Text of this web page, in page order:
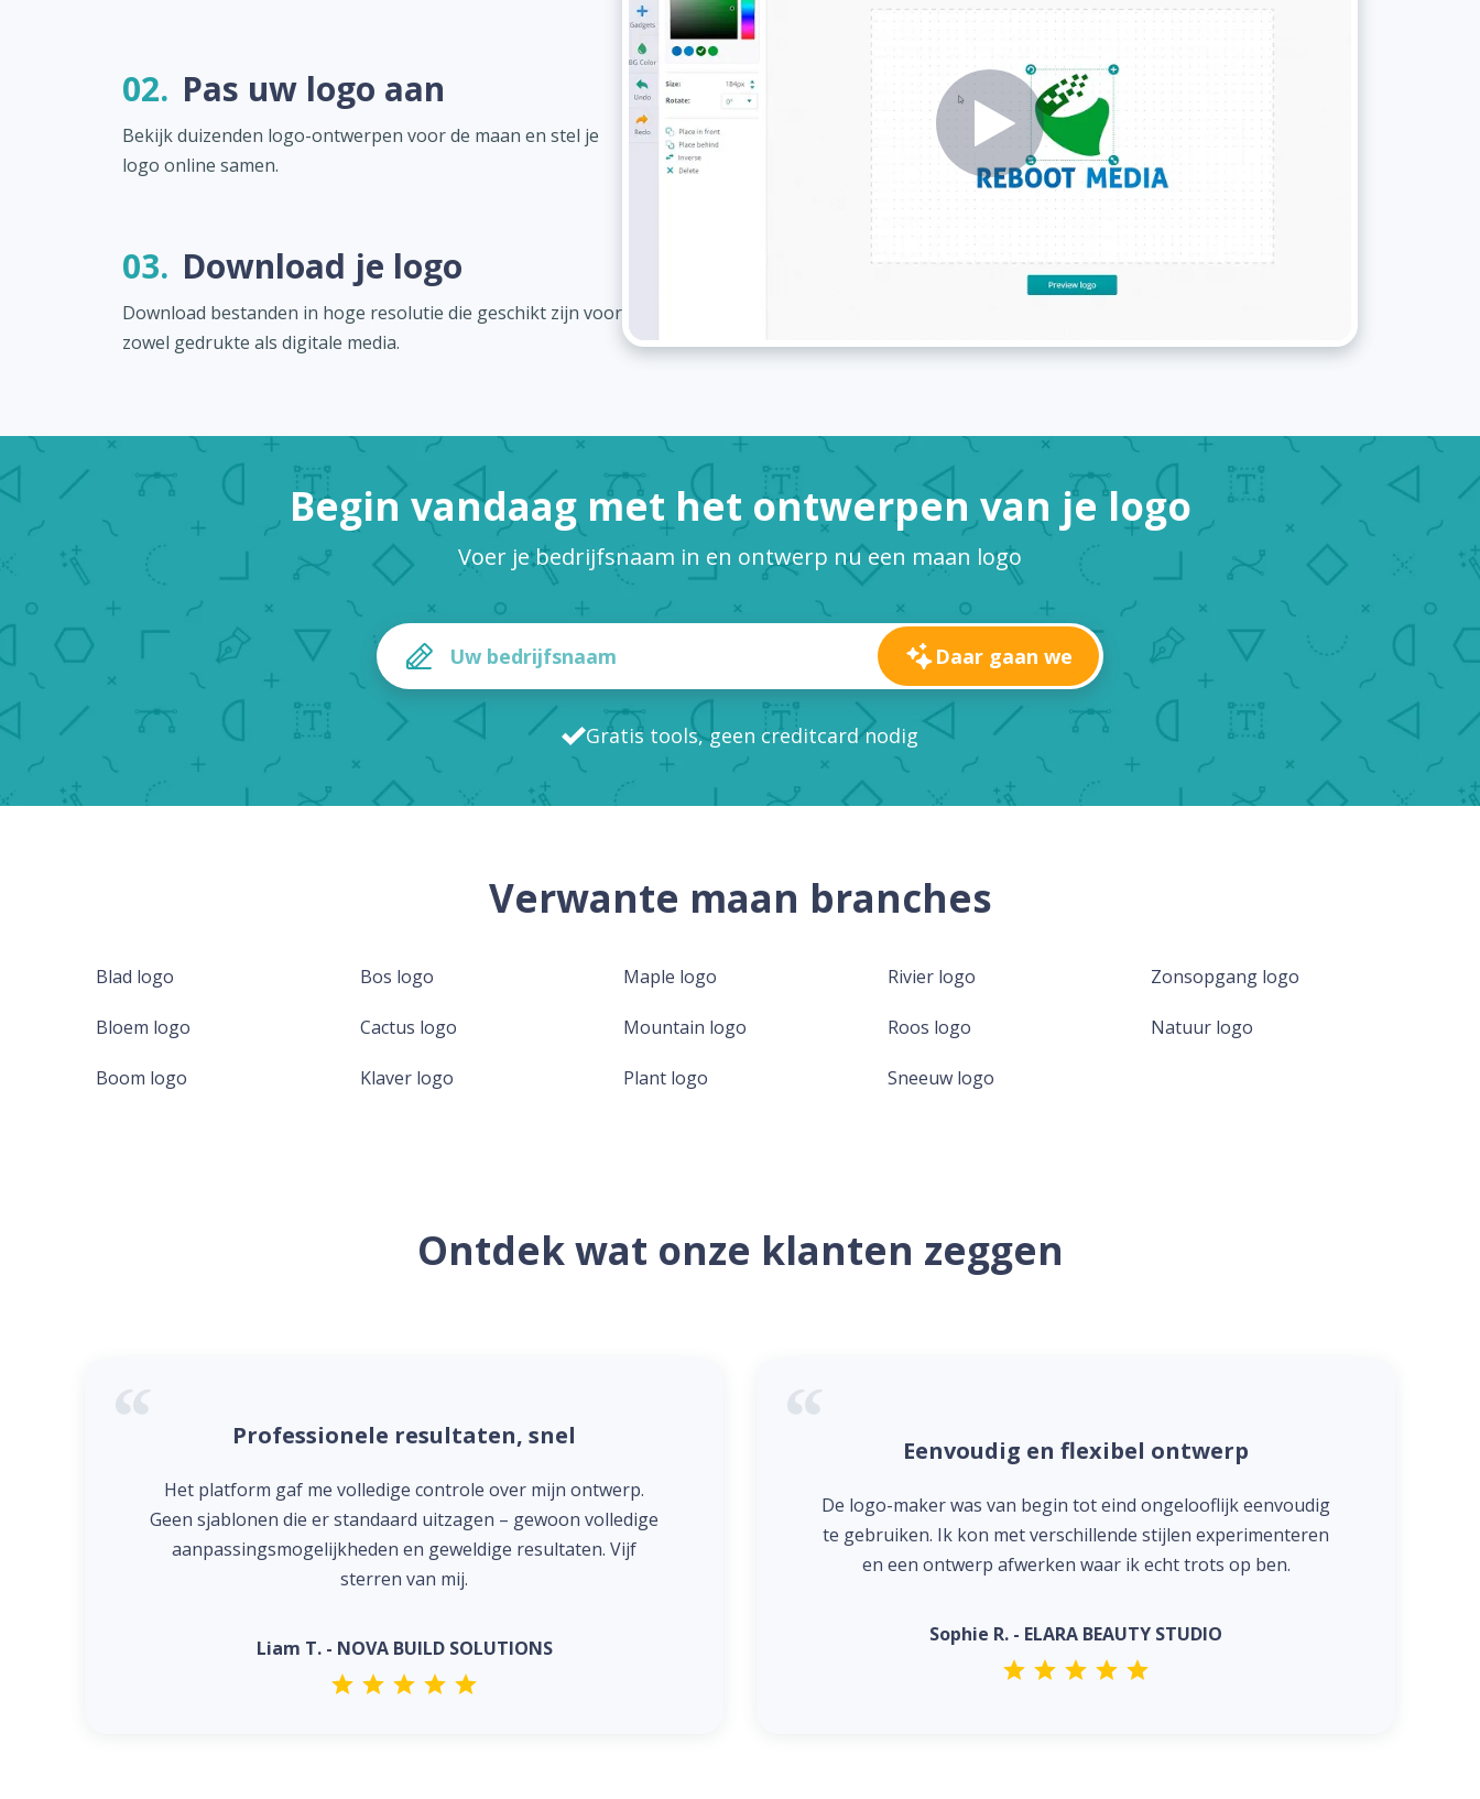
02. Pas uw logo aan
Bekijk duizenden logo-ontwerpen voor de maan en stel je
logo online samen.
03. Download je logo
Download bestanden in hoge resolutie die geschikt zijn voor
zowel gedrukte als digitale media.
Begin vandaag met het ontwerpen van je logo
Voer je bedrijfsnaam in en ontwerp nu een maan logo
Daar gaan we
Gratis tools, geen creditcard nodig
Verwante maan branches
Blad logo Bos logo Maple logo Rivier logo Zonsopgang logo
Bloem logo Cactus logo Mountain logo Roos logo Natuur logo
Boom logo Klaver logo Plant logo Sneeuw logo
Ontdek wat onze klanten zeggen
Professionele resultaten, snel
Het platform gaf me volledige controle over mijn ontwerp.
Geen sjablonen die er standaard uitzagen – gewoon volledige
aanpassingsmogelijkheden en geweldige resultaten. Vijf
sterren van mij.
Liam T. - NOVA BUILD SOLUTIONS
Eenvoudig en flexibel ontwerp
De logo-maker was van begin tot eind ongelooflijk eenvoudig
te gebruiken. Ik kon met verschillende stijlen experimenteren
en een ontwerp afwerken waar ik echt trots op ben.
Sophie R. - ELARA BEAUTY STUDIO